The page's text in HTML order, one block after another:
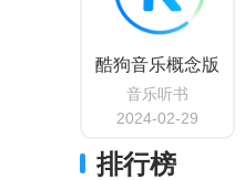
酷狗音乐概念版
音乐听书
2024-02-29
排行榜